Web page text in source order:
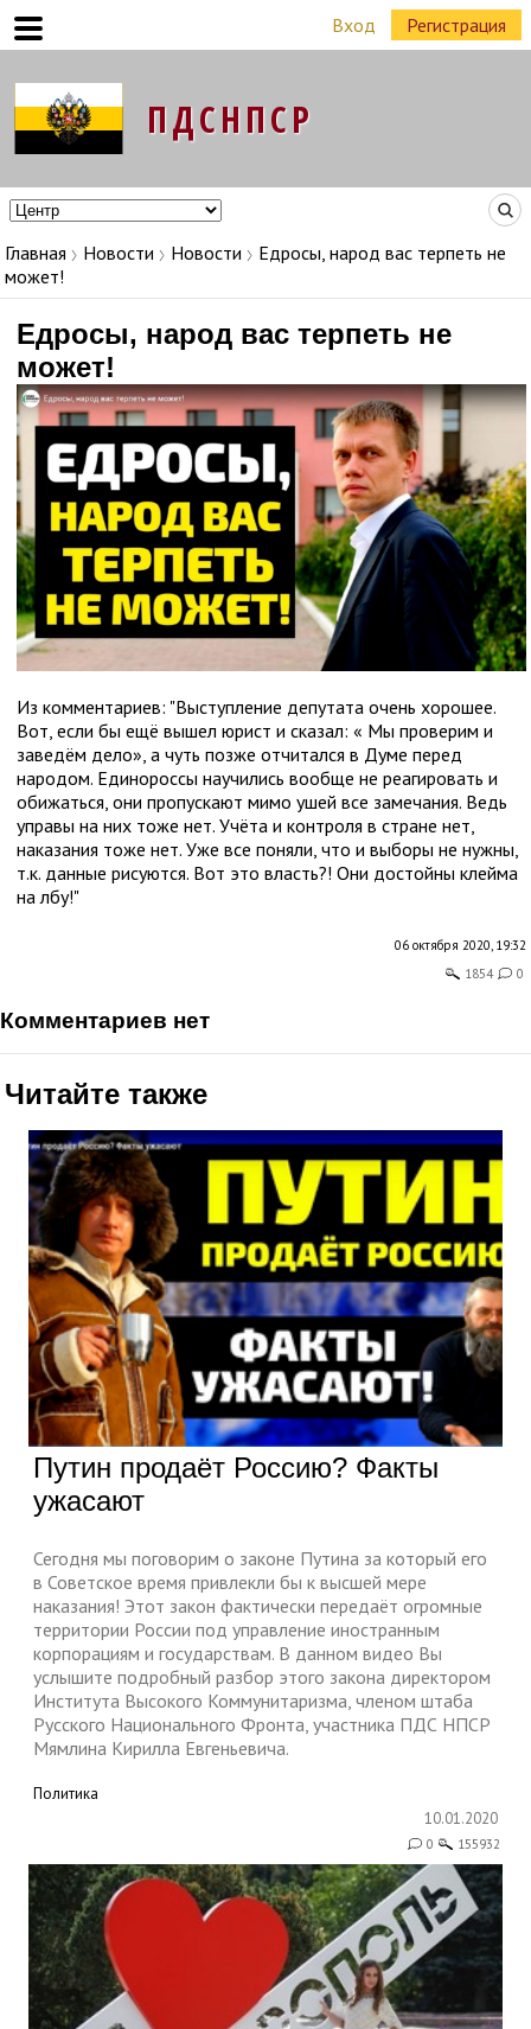
Вход Регистрация
Главная Новости Новости
Едросы, народ вас терпеть не
может!
Едросы, народ вас терпеть не
может!
Из комментариев: "Выступление депутата очень хорошее.
Вот, если бы ещё вышел юрист и сказал: « Мы проверим и
заведём дело», а чуть позже отчитался в Думе перед
народом. Единороссы научились вообще не реагировать и
обижаться, они пропускают мимо ушей все замечания. Ведь
управы на них тоже нет. Учёта и контроля в стране нет,
наказания тоже нет. Уже все поняли, что и выборы не нужны,
т.к. данные рисуются. Вот это власть?! Они достойны клейма
на лбу!"
06 октября 2020, 19:32
1854
0
комментариев нет
Читайте также
Путин продаёт Россию? Факты
ужасают
Сегодня мы поговорим о законе Путина за который его
в Советское время привлекли бы к высшей мере
наказания! Этот закон фактически передаёт огромные
территории России под управление иностранным
корпорациям и государствам. В данном видео Вы
услышите подробный разбор этого закона директором
Института Высокого Коммунитаризма, членом штаба
Русского Национального Фронта, участника ПДС НПСР
Мямлина Кирилла Евгеньевича.
Политика
10.01.2020
0 155932